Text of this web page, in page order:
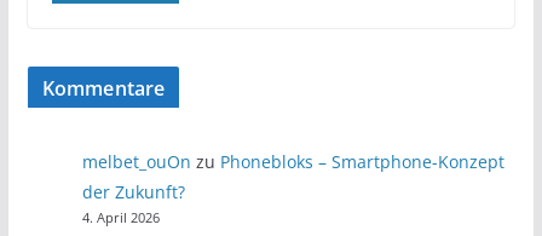
Kommentare
melbet_ouOn zu Phonebloks – Smartphone-Konzept
der Zukunft?
4. April 2026